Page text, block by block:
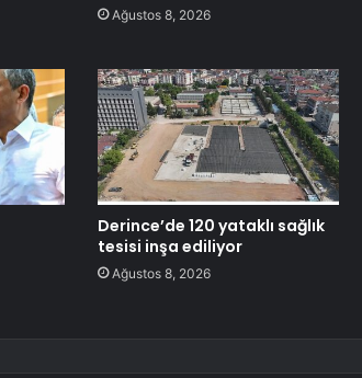
Ağustos 8, 2026
Derince’de 120 yataklı sağlık
tesisi inşa ediliyor
Ağustos 8, 2026